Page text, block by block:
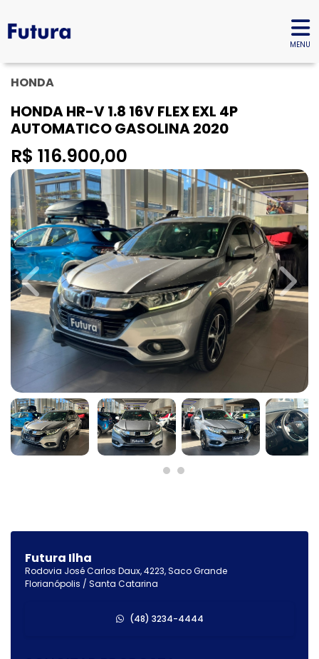
MENU
HONDA
HONDA HR-V 1.8 16V FLEX EXL 4P
AUTOMATICO GASOLINA 2020
R$ 116.900,00
Previous Next
Futura Ilha
Rodovia José Carlos Daux, 4223, Saco Grande
Florianópolis / Santa Catarina
(48) 3234-4444